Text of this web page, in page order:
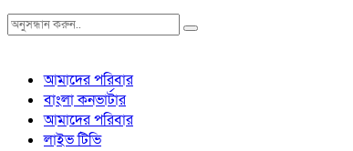
আমাদের পরিবার
বাংলা কনভার্টার
আমাদের পরিবার
লাইভ টিভি